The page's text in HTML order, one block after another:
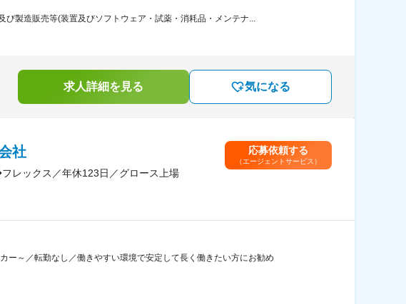
製造販売等(装置及びソフトウェア・試薬・消耗品・メンテナ...
求人詳細を見る 気になる
社
レックス／年休123日／グロース上場
応募依頼する
（エージェントサービス）
ー～／転勤なし／働きやすい環境で安定して長く働きたい方にお勧め